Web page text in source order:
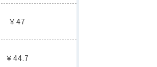
￥47
￥44.7
シール